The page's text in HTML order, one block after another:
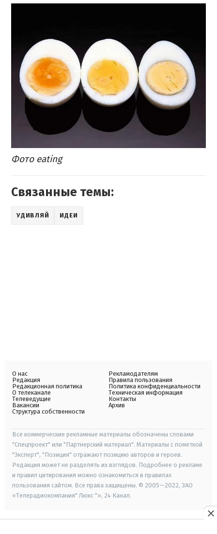
Фото eating
Связанные темы:
УДИВЛЯЙ ИДЕИ
О нас
Редакция
Редакционная политика
О телеканале
Телеведущие
Вакансии
Структура собственности
Рекламодателям
Правила пользования
Политика конфиденциальности
Техническая информация
Контакты
Архив
Все коммерческие рекламные материалы обозначены словами
"Спецпроект" или "Партнерский материал". Материалы с пометкой
"Эксперт", "Позиция" отражают позицию авторов и героев.
Редакция может не разделять их взглядов. Подробнее о рекламе
и правил цитирования можно ознакомиться в правилах
пользования сайтом. Все права защищены. © 2005—2022, ЗАО
«Телерадиокомпания" Люкс "», 24 Канал.